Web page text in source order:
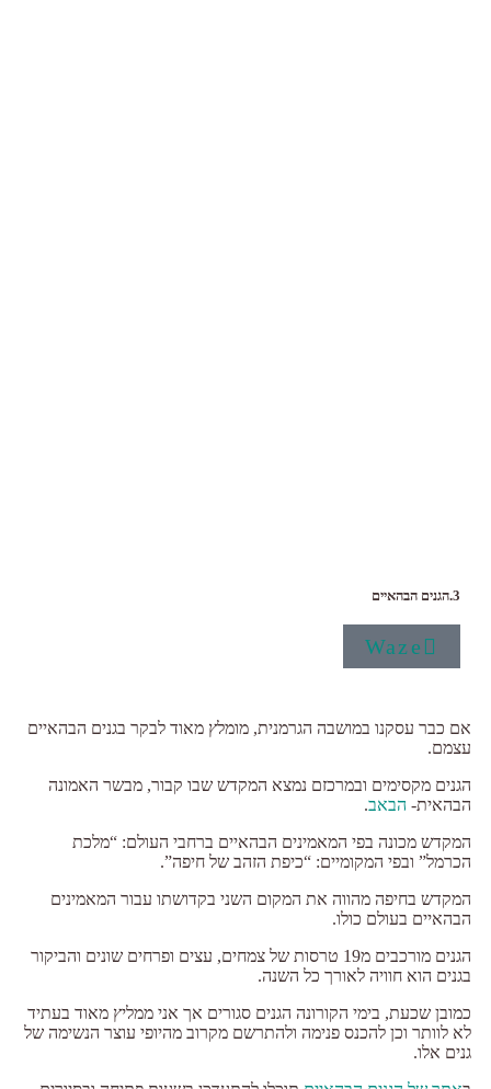
3.הגנים הבהאיים
Waze
אם כבר עסקנו במושבה הגרמנית, מומלץ מאוד לבקר בגנים הבהאיים
עצמם.
הגנים מקסימים ובמרכזם נמצא המקדש שבו קבור, מבשר האמונה
הבהאית- הבאב.
המקדש מכונה בפי המאמינים הבהאיים ברחבי העולם: “מלכת
הכרמל” ובפי המקומיים: “כיפת הזהב של חיפה”.
המקדש בחיפה מהווה את המקום השני בקדושתו עבור המאמינים
הבהאיים בעולם כולו.
הגנים מורכבים מ19 טרסות של צמחים, עצים ופרחים שונים והביקור
בגנים הוא חוויה לאורך כל השנה.
כמובן שכעת, בימי הקורונה הגנים סגורים אך אני ממליץ מאוד בעתיד
לא לוותר וכן להכנס פנימה ולהתרשם מקרוב מהיופי עוצר הנשימה של
גנים אלו.